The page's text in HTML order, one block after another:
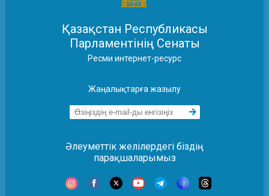
Қазақстан Республикасы
Парламентінің Сенаты
Ресми интернет-ресурс
Жаңалықтарға жазылу
Әлеуметтік желілердегі біздің
парақшаларымыз